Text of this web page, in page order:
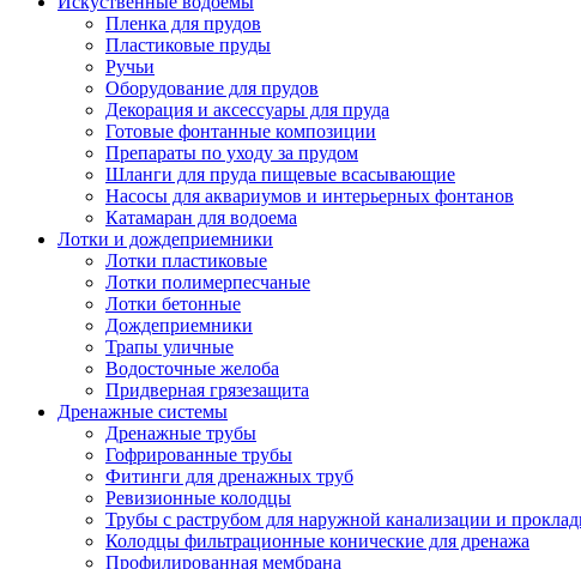
Пленка для прудов
Пластиковые пруды
Ручьи
Оборудование для прудов
Декорация и аксессуары для пруда
Готовые фонтанные композиции
Препараты по уходу за прудом
Шланги для пруда пищевые всасывающие
Насосы для аквариумов и интерьерных фонтанов
Катамаран для водоема
Лотки и дождеприемники
Лотки пластиковые
Лотки полимерпесчаные
Лотки бетонные
Дождеприемники
Трапы уличные
Водосточные желоба
Придверная грязезащита
Дренажные системы
Дренажные трубы
Гофрированные трубы
Фитинги для дренажных труб
Ревизионные колодцы
Трубы с раструбом для наружной канализации и
Колодцы фильтрационные конические для дренажа
Профилированная мембрана